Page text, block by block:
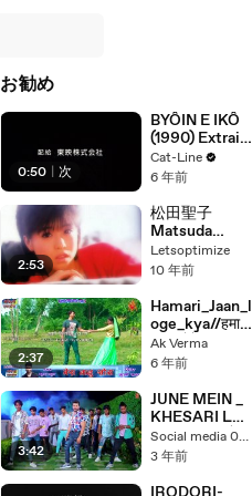
お勧め
0:50 次
BYÔIN E IKÔ
(1990) Extrait
VO - JAPAN
Cat-Line
6 年前
2:53
松田聖子
Matsuda
Seiko -
HAPPY
Letsoptimize
10 年前
2:37
Hamari_Jaan_l
oge_kya//हमारी
जान लोगे
क्या//New Song
bhojpuri song
Ak Verma
6 年前
3:42
JUNE MEIN _
KHESARI LAL
YADAV जून में
2023 LATEST
Pathak _ T-
Social media 0001
3 年前